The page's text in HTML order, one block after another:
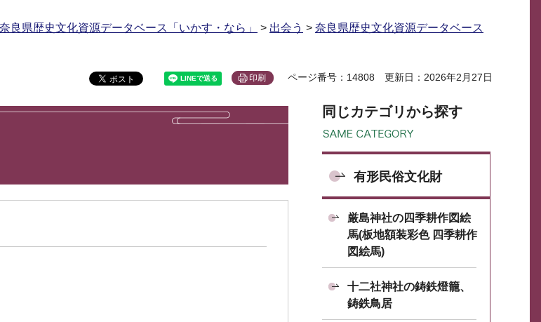
奈良県歴史文化資源データベース「いかす・なら」 > 出会う > 奈良県歴史文化資源データベース
印刷 ページ番号：14808 更新日：2026年2月27日
同じカテゴリから探す
有形民俗文化財
厳島神社の四季耕作図絵
馬(板地額装彩色 四季耕作
図絵馬)
十二社神社の鋳鉄燈籠、
鋳鉄鳥居